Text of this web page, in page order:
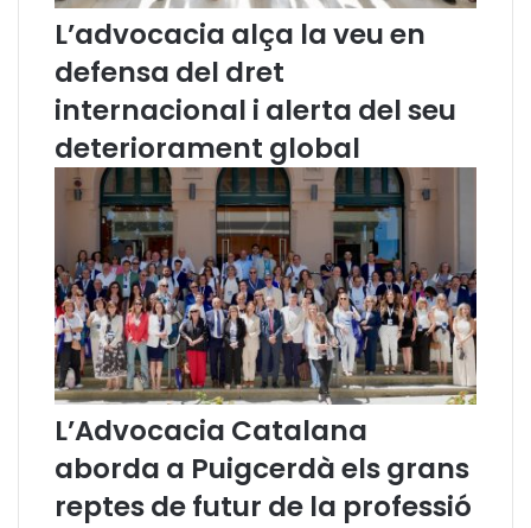
n
R
n
P
u
i
g
i
P
e
l
l
i
c
e
r
L’advocacia alça la veu en
defensa del dret
internacional i alerta del seu
deteriorament global
L’Advocacia Catalana
aborda a Puigcerdà els grans
reptes de futur de la professió